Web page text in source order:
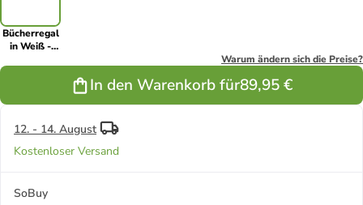
Bücherregal
in Weiß -
Warum ändern sich die Preise?
In den Warenkorb für89,95 €
12. - 14. August
Kostenloser Versand
SoBuy